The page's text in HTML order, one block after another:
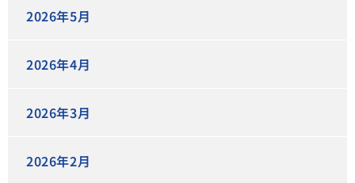
2026年5月
2026年4月
2026年3月
2026年2月